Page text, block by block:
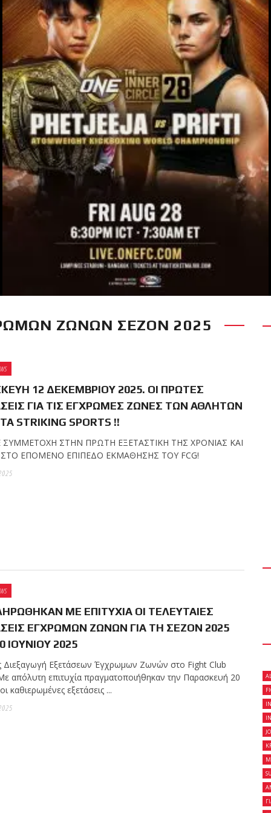
RECENT POSTS
της απέναντι
World
την υποστήριξη
με επιτυχία τις
ζωνών!
σεμινάριο
Gracie στο Fight
Gracie Red Belt
Fight Club Galatsi..!
ΖΩΝΩΝ ΣΕΖΟΝ 2025
12 ΔΕΚΕΜΒΡΙΟΥ 2025. ΟΙ ΠΡΩΤΕΣ
ΓΙΑ ΤΙΣ ΕΓΧΡΩΜΕΣ ΖΩΝΕΣ ΤΩΝ ΑΘΛΗΤΩΝ
STRIKING SPORTS !!
ΣΤΗΝ ΠΡΩΤΗ ΕΞΕΤΑΣΤΙΚΗ ΤΗΣ ΧΡΟΝΙΑΣ ΚΑΙ
ΕΠΟΜΕΝO ΕΠΙΠΕΔΟ ΕΚΜΑΘΗΣΗΣ ΤΟΥ FCG!
ΜΕ ΕΠΙΤΥΧΙΑ ΟΙ ΤΕΛΕΥΤΑΙΕΣ
ΕΓΧΡΩΜΩΝ ΖΩΝΩΝ ΓΙΑ ΤΗ ΣΕΖΟΝ 2025
ΙΟΥΝΙΟΥ 2025
Διεξαγωγή Εξετάσεων Έγχρωμων Ζωνών στο Fight Club
απόλυτη επιτυχία πραγματοποιήθηκαν την Παρασκευή 20
καθιερωμένες εξετάσεις ...